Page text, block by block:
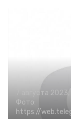
7 августа 2023,
Фото:
https://